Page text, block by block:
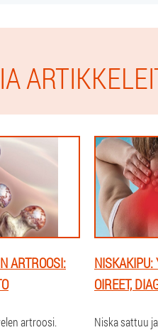
ARTROOSI:
artroosi.
NISKAKIPU:
OIREET,
Niska sattuu